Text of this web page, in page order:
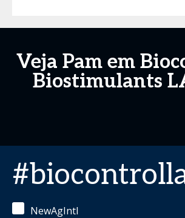
Veja Pam em
Biostimulants
NewAgIntl